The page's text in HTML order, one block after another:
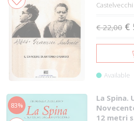
Castelvecchi
€ 22,00 €
Available
83%
La Spina.
12 metri